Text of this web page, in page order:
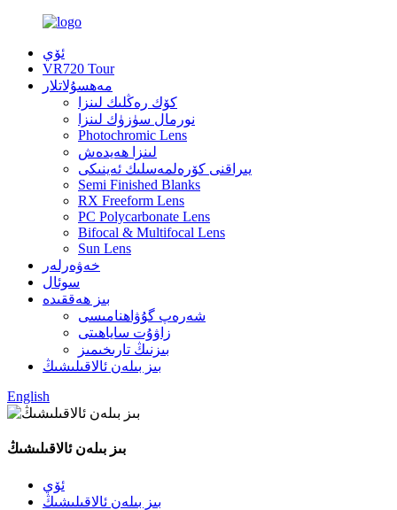
ئۆي
VR720 Tour
مەھسۇلاتلار
كۆك رەڭلىك لىنزا
نورمال سۈزۈك لىنزا
Photochromic Lens
لىنزا ھەيدەش
يىراقنى كۆرەلمەسلىك ئەينىكى
Semi Finished Blanks
RX Freeform Lens
PC Polycarbonate Lens
Bifocal & Multifocal Lens
Sun Lens
خەۋەرلەر
سوئال
بىز ھەققىدە
شەرەپ گۇۋاھنامىسى
زاۋۇت ساياھىتى
بىزنىڭ تارىخىمىز
بىز بىلەن ئالاقىلىشىڭ
English
بىز بىلەن ئالاقىلىشىڭ
ئۆي
بىز بىلەن ئالاقىلىشىڭ